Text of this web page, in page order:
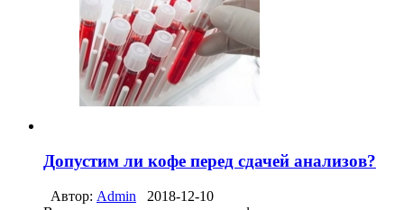
Допустим ли кофе перед сдачей анализов?
Автор: Admin
2018-12-10